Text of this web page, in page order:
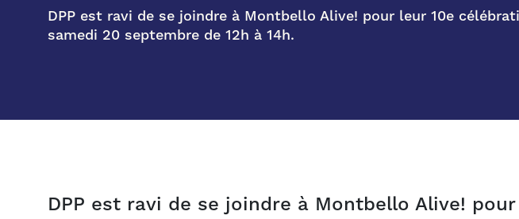
DPP est ravi de se joindre à Montbello Alive! pour leur 10e
samedi 20 septembre de 12h à 14h.
DPP est ravi de se joindre à Montbello Alive!